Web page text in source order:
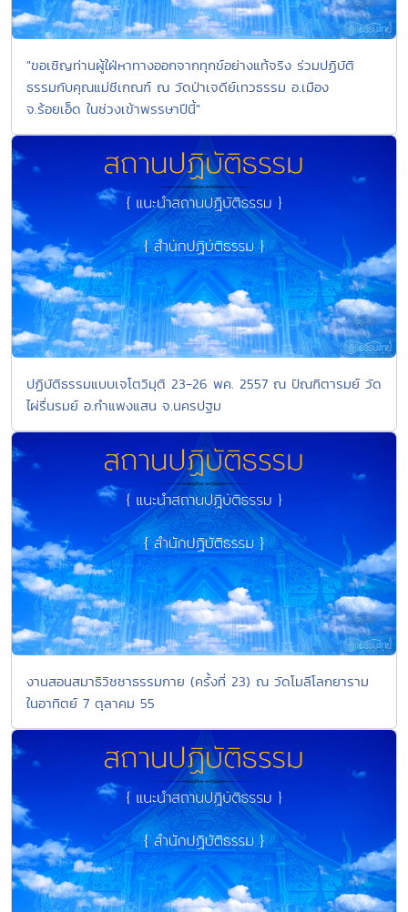
"ขอเชิญท่านผู้ใฝ่หาทางออกจากทุกข์อย่างแท้จริง ร่วมปฏิบัติ
ธรรมกับคุณแม่ชีเกณฑ์ ณ วัดป่าเจดีย์เทวธรรม อ.เมือง
จ.ร้อยเอ็ด ในช่วงเข้าพรรษาปีนี้"
ปฏิบัติธรรมแบบเจโตวิมุติ 23-26 พค. 2557 ณ ปัณฑิตารมย์ วัด
ไผ่รื่นรมย์ อ.กำแพงแสน จ.นครปฐม
งานสอนสมาธิวิชชาธรรมกาย (ครั้งที่ 23) ณ วัดโมลีโลกยาราม
ในอาทิตย์ 7 ตุลาคม 55